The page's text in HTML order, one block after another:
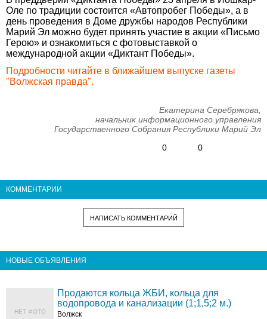
Оле по традиции состоится «Автопробег Победы», а в
день проведения в Доме дружбы народов Республики
Марий Эл можно будет принять участие в акции «Письмо
Герою» и ознакомиться с фотовыставкой о
международной акции «Диктант Победы».
Подробности читайте в ближайшем выпуске газеты
"Волжская правда".
Екатерина Серебрякова,
начальник информационного управления
Государственного Собрания Республики Марий Эл
0
0
КОММЕНТАРИИ
НАПИСАТЬ КОММЕНТАРИЙ
НОВЫЕ ОБЪЯВЛЕНИЯ
НЕТ ФОТО
Продаются кольца ЖБИ, кольца для
водопровода и канализации (1;1,5;2 м.)
Волжск